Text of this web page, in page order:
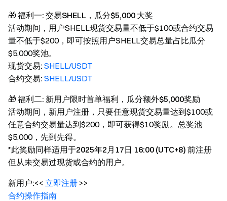
🎁 福利一: 交易SHELL，瓜分$5,000 大奖
活动期间，用户SHELL现货交易量不低于$100或合约交易
量不低于$200，即可按照用户SHELL交易总量占比瓜分
$5,000奖池。
现货交易: SHELL/USDT
合约交易: SHELL/USDT
🎁 福利二: 新用户限时首单福利，瓜分额外$5,000奖励
活动期间，新用户注册，只要任意现货交易量达到$100或
任意合约交易量达到$200，即可获得$10奖励。总奖池
$5,000，先到先得。
*此奖励同样适用于2025年2月17日 16:00 (UTC+8) 前注册
但从未交易过现货或合约的用户。
新用户:<< 立即注册 >>
合约操作指南